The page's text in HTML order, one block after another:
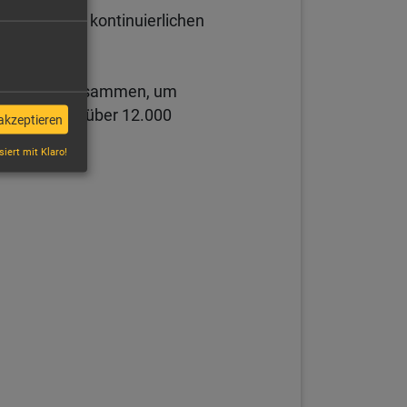
kontinuierlichen
zusammen, um
und über 12.000
mit Klaro!